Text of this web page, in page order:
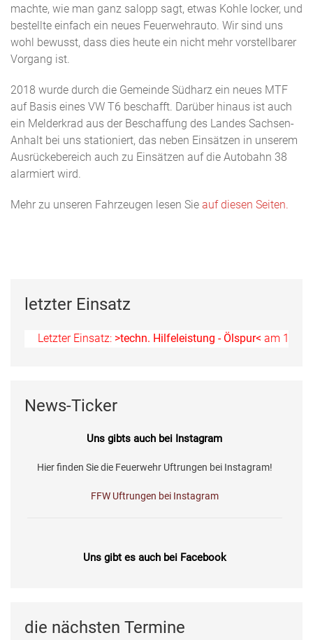
machte, wie man ganz salopp sagt, etwas Kohle locker, und
bestellte einfach ein neues Feuerwehrauto. Wir sind uns
wohl bewusst, dass dies heute ein nicht mehr vorstellbarer
Vorgang ist.
2018 wurde durch die Gemeinde Südharz ein neues MTF
auf Basis eines VW T6 beschafft. Darüber hinaus ist auch
ein Melderkrad aus der Beschaffung des Landes Sachsen-
Anhalt bei uns stationiert, das neben Einsätzen in unserem
Ausrückebereich auch zu Einsätzen auf die Autobahn 38
alarmiert wird.
Mehr zu unseren Fahrzeugen lesen Sie auf diesen Seiten.
letzter Einsatz
Letzter Einsatz:>techn. Hilfeleistung - Ölspur< am 11.07.2026
News-Ticker
Hier finden Sie die Feuerwehr Uftrungen bei Instagram!
FFW Uftrungen bei Instagram
Fotos, Berichte und mehr auf unserer Facebookseite!
die nächsten Termine